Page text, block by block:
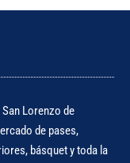
Lorenzo de
de pases,
básquet y toda la